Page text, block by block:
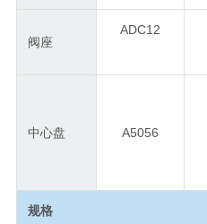
阀座
ADC12
中心盘 A5056
规格